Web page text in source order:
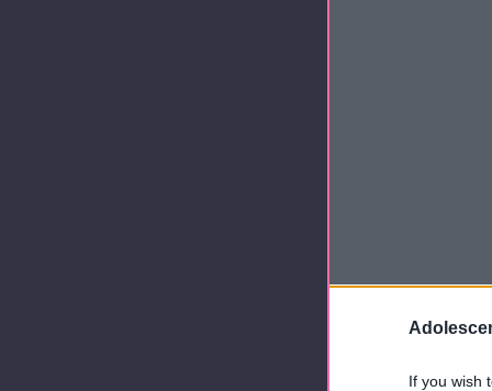
If you wish